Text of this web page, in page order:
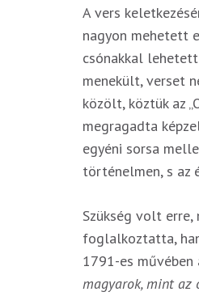
A vers
nagyon mehetett
csónakkal
menekült, verset
közölt, köztük az
megragadta
egyéni sorsa
történelmen, s az
Szükség volt
foglalkoztatta,
1791-es
magyarok, mint az